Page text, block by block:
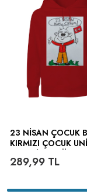
23 NISAN ÇOCUK
KIRMIZI ÇOCUK
289,99 TL